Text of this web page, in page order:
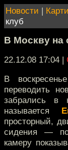
Новости |
клуб
В Москву на
22.12.08 17:04 |
В
переводить
забрались в
называется
просторный,
сидения — по
камеру